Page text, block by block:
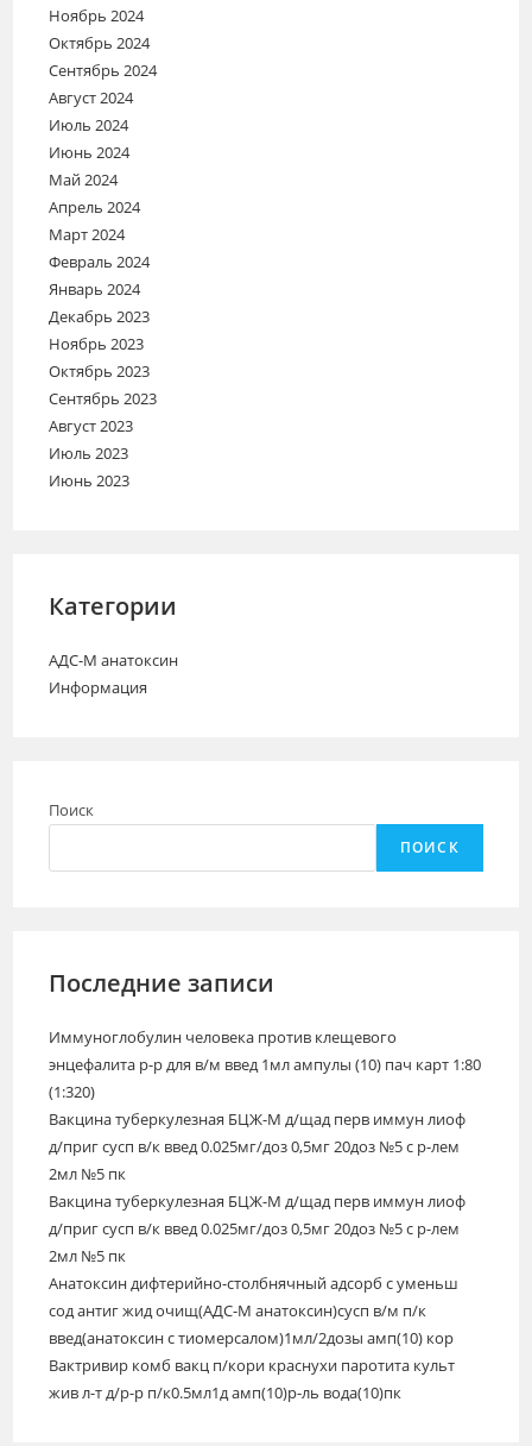
Ноябрь 2024
Октябрь 2024
Сентябрь 2024
Август 2024
Июль 2024
Июнь 2024
Май 2024
Апрель 2024
Март 2024
Февраль 2024
Январь 2024
Декабрь 2023
Ноябрь 2023
Октябрь 2023
Сентябрь 2023
Август 2023
Июль 2023
Июнь 2023
Категории
АДС-М анатоксин
Информация
Поиск
ПОИСК
Последние записи
Иммуноглобулин человека против клещевого
энцефалита р-р для в/м введ 1мл ампулы (10) пач карт 1:80
(1:320)
Вакцина туберкулезная БЦЖ-М д/щад перв иммун лиоф
д/приг сусп в/к введ 0.025мг/доз 0,5мг 20доз №5 с р-лем
2мл №5 пк
Вакцина туберкулезная БЦЖ-М д/щад перв иммун лиоф
д/приг сусп в/к введ 0.025мг/доз 0,5мг 20доз №5 с р-лем
2мл №5 пк
Анатоксин дифтерийно-столбнячный адсорб с уменьш
сод антиг жид очищ(АДС-М анатоксин)сусп в/м п/к
введ(анатоксин с тиомерсалом)1мл/2дозы амп(10) кор
Вактривир комб вакц п/кори краснухи паротита культ
жив л-т д/р-р п/к0.5мл1д амп(10)р-ль вода(10)пк